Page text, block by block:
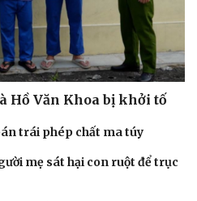
Sao Việt
Hồ Văn Khoa bị khởi tố
trái phép chất ma túy
mẹ sát hại con ruột để trục